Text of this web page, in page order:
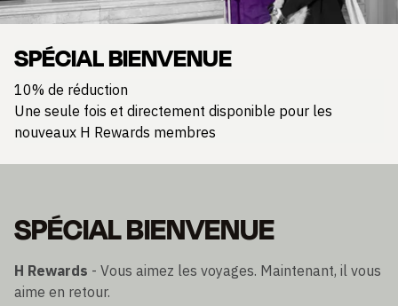
SPÉCIAL BIENVENUE
10% de réduction
Une seule fois et directement disponible pour les
nouveaux H Rewards membres
SPÉCIAL BIENVENUE
H Rewards - Vous aimez les voyages. Maintenant, il vous
aime en retour.